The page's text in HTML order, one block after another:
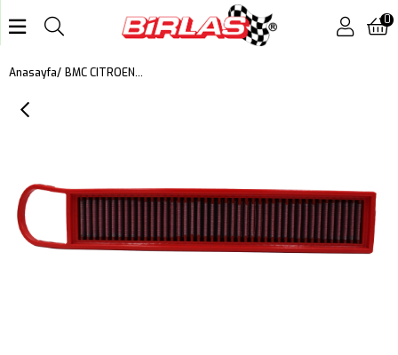
0
Anasayfa BMC CITROEN BERLINGO II (B9), C3 PICASSO, PEUGEOT 207, 208, 308, 3008, 5008, PARTNER, MINI II (R55,R56,R57,R58,R59,R60,R61) KUTU İÇİ PERFORMANS HAVA FİLTRESİ FB485/20